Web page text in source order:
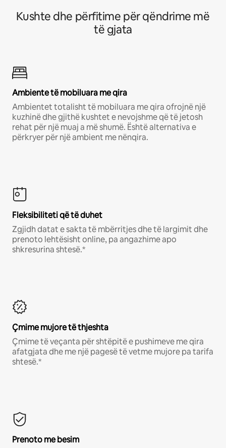
Kushte dhe përfitime për qëndrime më
të gjata
Ambiente të mobiluara me qira
Ambientet totalisht të mobiluara me qira ofrojnë një
kuzhinë dhe gjithë kushtet e nevojshme që të jetosh
rehat për një muaj a më shumë. Është alternativa e
përkryer për një ambient me nënqira.
Fleksibiliteti që të duhet
Zgjidh datat e sakta të mbërritjes dhe të largimit dhe
prenoto lehtësisht online, pa angazhime apo
shkresurina shtesë.*
Çmime mujore të thjeshta
Çmime të veçanta për shtëpitë e pushimeve me qira
afatgjata dhe me një pagesë të vetme mujore pa tarifa
shtesë.*
Prenoto me besim